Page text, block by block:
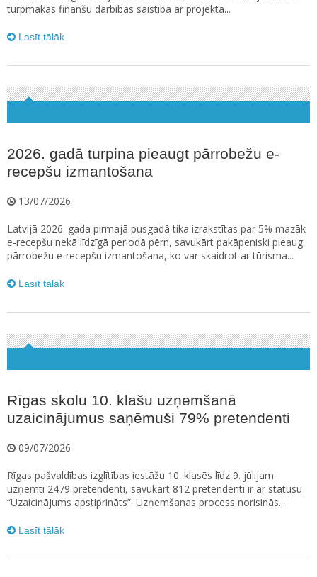
turpmākās finanšu darbības saistībā ar projekta...
Lasīt tālāk
2026. gadā turpina pieaugt pārrobežu e-
recepšu izmantošana
13/07/2026
Latvijā 2026. gada pirmajā pusgadā tika izrakstītas par 5% mazāk
e-recepšu nekā līdzīgā periodā pērn, savukārt pakāpeniski pieaug
pārrobežu e-recepšu izmantošana, ko var skaidrot ar tūrisma...
Lasīt tālāk
Rīgas skolu 10. klašu uzņemšanā
uzaicinājumus saņēmuši 79% pretendenti
09/07/2026
Rīgas pašvaldības izglītības iestāžu 10. klasēs līdz 9. jūlijam
uzņemti 2479 pretendenti, savukārt 812 pretendenti ir ar statusu
“Uzaicinājums apstiprināts”. Uzņemšanas process norisinās...
Lasīt tālāk